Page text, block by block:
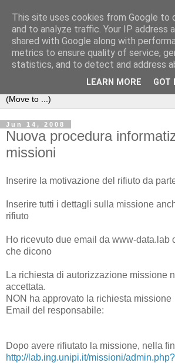
Michele Lanzetta
Professor at Pisa University
Production engineering, research and
Jun 14, 2008
Nuova procedura
missioni
Inserire la motivazione del rifiuto da
Inserire tutti i dettagli sulla missione
rifiuto
Ho ricevuto due email da www-data.lab
che dicono
La richiesta di autorizzazione missione
accettata.
NON ha approvato la richiesta missione
Email del responsabile:
Dopo avere rifiutato la missione, nella
http://lab.ing.unipi.it/missioni/admin.php?
This site uses cookies from Google to
and to analyze traffic. Your IP address
shared with Google along with
metrics to ensure quality of service,
statistics, and to detect and address
LEARN MORE GOT